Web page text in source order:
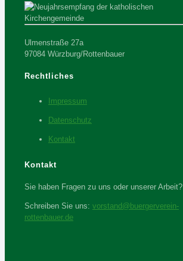
Ulmenstraße 27a
97084 Würzburg/Rottenbauer
Rechtliches
Impressum
Datenschutz
Kontakt
Kontakt
Sie haben Fragen zu uns oder unserer Arbeit?
Schreiben Sie uns: vorstand@buergerverein-
rottenbauer.de